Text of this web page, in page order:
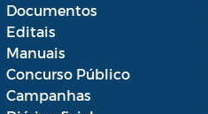
Documentos
Editais
Manuais
Concurso Público
Campanhas